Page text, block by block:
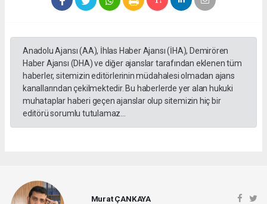
Anadolu Ajansı (AA), İhlas Haber Ajansı (İHA), Demirören
Haber Ajansı (DHA) ve diğer ajanslar tarafından eklenen tüm
haberler, sitemizin editörlerinin müdahalesi olmadan ajans
kanallarından çekilmektedir. Bu haberlerde yer alan hukuki
muhataplar haberi geçen ajanslar olup sitemizin hiç bir
editörü sorumlu tutulamaz...
Murat ÇANKAYA